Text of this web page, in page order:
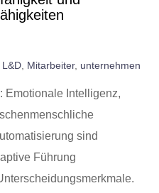
L&D, Mitarbeiter, unternehmen
Emotionale Intelligenz,
sind
Führung